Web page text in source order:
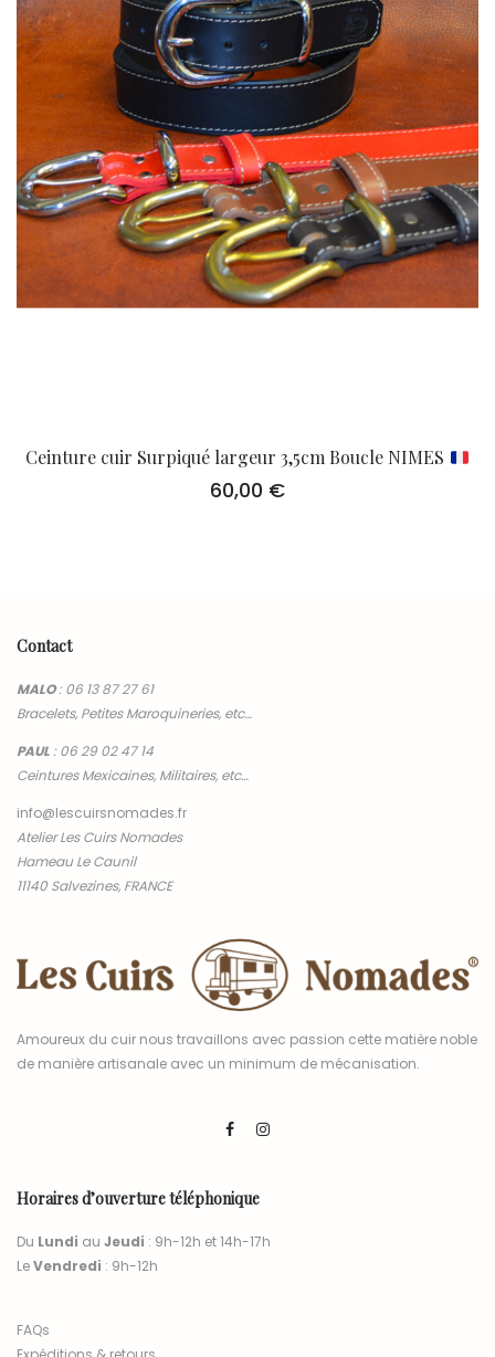
Ceinture cuir Surpiqué largeur 3,5cm Boucle NIMES
60,00 €
Contact
MALO:06 13 87 27 61
Bracelets, Petites Maroquineries, etc…
PAUL:06 29 02 47 14
Ceintures Mexicaines, Militaires, etc…
info@lescuirsnomades.fr
Atelier Les Cuirs Nomades
Hameau Le Caunil
11140 Salvezines, FRANCE
Amoureux du cuir nous travaillons avec passion cette matière noble
de manière artisanale avec un minimum de mécanisation.
Horaires d’ouverture téléphonique
Du Lundi au Jeudi : 9h-12h et 14h-17h
LeVendredi : 9h-12h
FAQs